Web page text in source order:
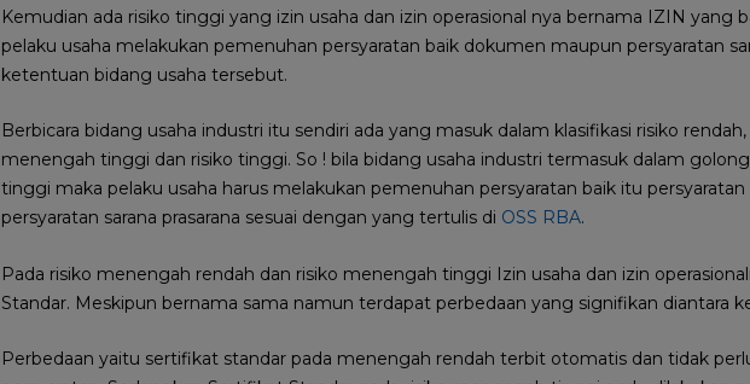
Kemudian ada risiko tinggi yang izin usaha dan izin operasional nya bernama IZIN yang
pelaku usaha melakukan pemenuhan persyaratan baik dokumen maupun persyaratan
ketentuan bidang usaha tersebut.
Berbicara bidang usaha industri itu sendiri ada yang masuk dalam klasifikasi risiko
menengah tinggi dan risiko tinggi. So ! bila bidang usaha industri termasuk dalam
tinggi maka pelaku usaha harus melakukan pemenuhan persyaratan baik itu
persyaratan sarana prasarana sesuai dengan yang tertulis di OSS RBA.
Pada risiko menengah rendah dan risiko menengah tinggi Izin usaha dan izin
Standar. Meskipun bernama sama namun terdapat perbedaan yang signifikan diantara
Perbedaan yaitu sertifikat standar pada menengah rendah terbit otomatis dan tidak